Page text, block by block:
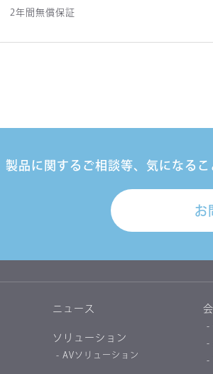
2年間無償保証
製品に関するご相談等、 気になるこ
お
ニュース
ソリューション
- AVソリューション
-
-
-